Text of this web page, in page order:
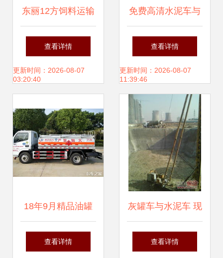
东丽12方饲料运输
车现车直销，天津
背罐车助力高效运
查看详情
更新时间：2026-08-07
03:20:40
免费高清水泥车与
拖拉机素材下载指
南 千图网编号
15750666资源解析
查看详情
更新时间：2026-08-07
11:39:46
18年9月精品油罐
车与水泥车出售公
查看详情
灰罐车与水泥车 现
代建筑物流的钢铁
查看详情